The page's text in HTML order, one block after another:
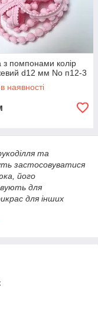
з помпонами колір
d12 мм No п12-3
наявності
та
застосовуватися
його
для
для інших
призначень
на дотик. У